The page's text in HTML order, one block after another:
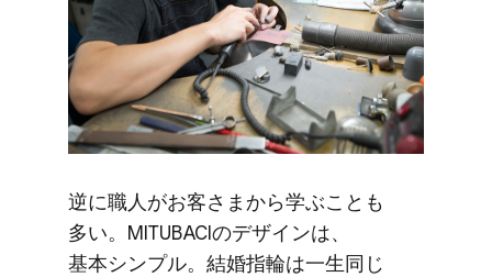
逆に​職人が​お客さまから​学ぶことも​
多い。​MITUBACIの​デザインは、​
基本シンプル。​結婚​指輪は​一生​同じ​